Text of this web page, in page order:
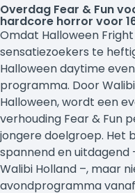
Overdag Fear & Fun
hardcore horror voor
Omdat Halloween
sensatiezoekers te
Halloween daytime
programma. Door
Halloween, wordt een
verhouding Fear & Fun
jongere doelgroep. Het
spannend en uitdagend
Walibi Holland –, maar
avondprogramma vanaf